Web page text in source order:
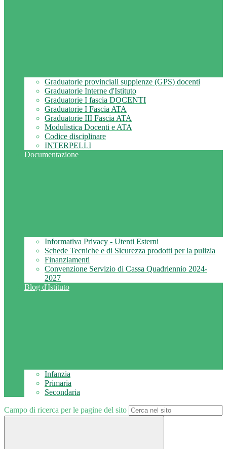
Graduatorie provinciali supplenze (GPS) docenti
Graduatorie Interne d'Istituto
Graduatorie I fascia DOCENTI
Graduatorie I Fascia ATA
Graduatorie III Fascia ATA
Modulistica Docenti e ATA
Codice disciplinare
INTERPELLI
Documentazione
Informativa Privacy - Utenti Esterni
Schede Tecniche e di Sicurezza prodotti per la pulizia
Finanziamenti
Convenzione Servizio di Cassa Quadriennio 2024-
2027
Blog d'Istituto
Infanzia
Primaria
Secondaria
Campo di ricerca per le pagine del sito